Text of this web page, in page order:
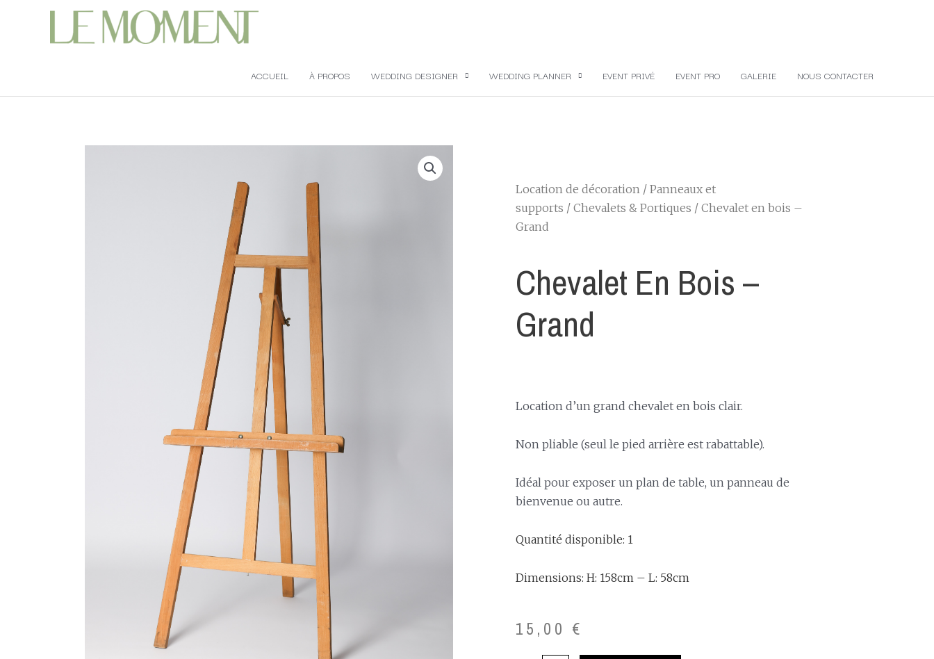
ACCUEIL À PROPOS WEDDING DESIGNER WEDDING PLANNER EVENT PRIVÉ EVENT PRO GALERIE NOUS CONTACTER
Location de décoration / Panneaux et
supports / Chevalets & Portiques / Chevalet en bois –
Grand
Chevalet En Bois –
Grand
Location d’un grand chevalet en bois clair.
Non pliable (seul le pied arrière est rabattable).
Idéal pour exposer un plan de table, un panneau de
bienvenue ou autre.
Quantité disponible: 1
Dimensions: H: 158cm – L: 58cm
15,00 €